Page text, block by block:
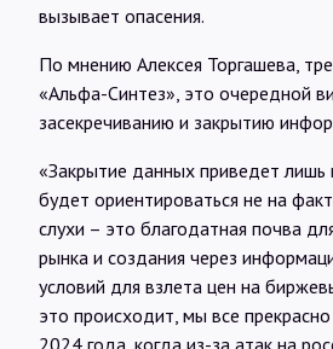
вызывает опасения.
По мнению Алексея Торгашева,
«Альфа-Синтез», это очередной
засекречиванию и закрытию
«Закрытие данных приведет лишь
будет ориентироваться не на
слухи – это благодатная почва
рынка и создания через
условий для взлета цен на
это происходит, мы все
2024 года, когда из-за атак на